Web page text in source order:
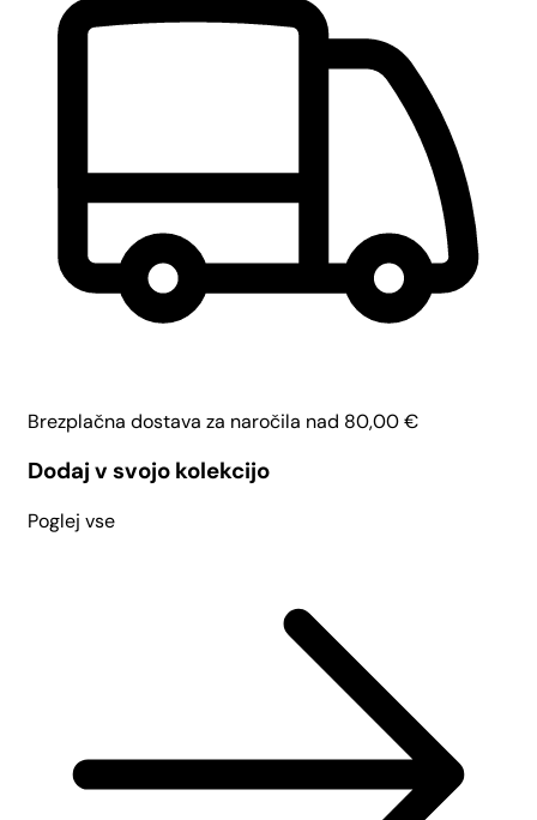
Brezplačna dostava za naročila nad 80,00€
Dodaj v svojo kolekcijo
Poglej vse